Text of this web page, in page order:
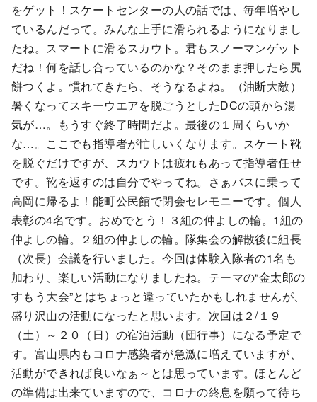
をゲット！スケートセンターの人の話では、毎年増やし
ているんだって。みんな上手に滑られるようになりまし
たね。スマートに滑るスカウト。君もスノーマンゲット
だね！何を話し合っているのかな？そのまま押したら尻
餅つくよ。慣れてきたら、そうなるよね。（油断大敵）
暑くなってスキーウエアを脱ごうとしたDCの頭から湯
気が…。もうすぐ終了時間だよ。最後の１周くらいか
な…。ここでも指導者が忙しいくなります。スケート靴
を脱ぐだけですが、スカウトは疲れもあって指導者任せ
です。靴を返すのは自分でやってね。さぁバスに乗って
高岡に帰るよ！能町公民館で閉会セレモニーです。個人
表彰の4名です。おめでとう！３組の仲よしの輪。1組の
仲よしの輪。２組の仲よしの輪。隊集会の解散後に組長
（次長）会議を行いました。今回は体験入隊者の1名も
加わり、楽しい活動になりましたね。テーマの“金太郎の
すもう大会”とはちょっと違っていたかもしれませんが、
盛り沢山の活動になったと思います。次回は２/１９
（土）～２０（日）の宿泊活動（団行事）になる予定で
す。富山県内もコロナ感染者が急激に増えていますが、
活動ができれば良いなぁ～とは思っています。ほとんど
の準備は出来ていますので、コロナの終息を願って待ち